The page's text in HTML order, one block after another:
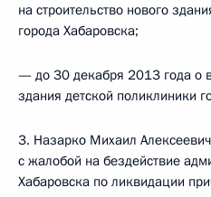
на строительство нового
города Хабаровска;
— до 30 декабря 2013 года о
здания детской поликлиники
3. Назарко Михаил
с жалобой на бездействие
Хабаровска по ликвидации